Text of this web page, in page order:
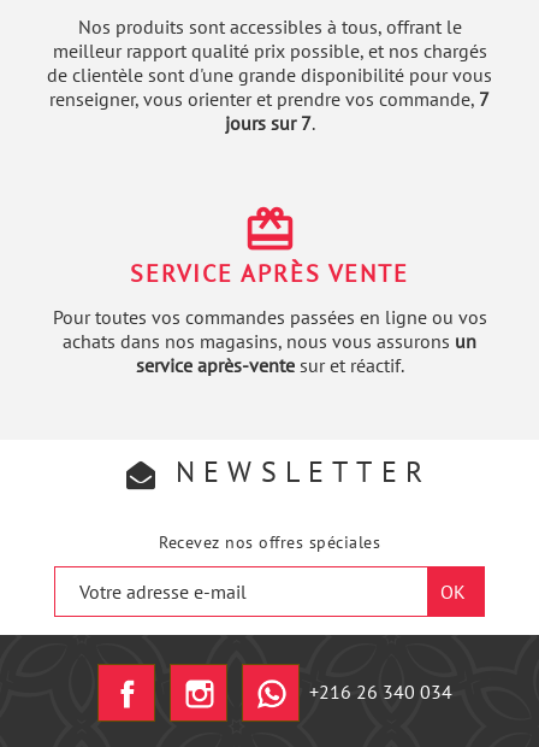
Nos produits sont accessibles à tous, offrant le
meilleur rapport qualité prix possible, et nos chargés
de clientèle sont d'une grande disponibilité pour vous
renseigner, vous orienter et prendre vos commande, 7
jours sur 7.
redeem
SERVICE APRÈS VENTE
Pour toutes vos commandes passées en ligne ou vos
achats dans nos magasins, nous vous assurons un
service après-ventesur et réactif.
NEWSLETTER
Recevez nos offres spéciales
Facebook Instagram
+216 26 340 034